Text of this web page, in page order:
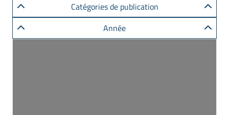
Catégories de publication
Année